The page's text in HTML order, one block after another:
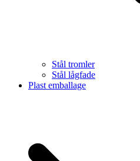
Stål tromler
Stål lågfade
Plast emballage